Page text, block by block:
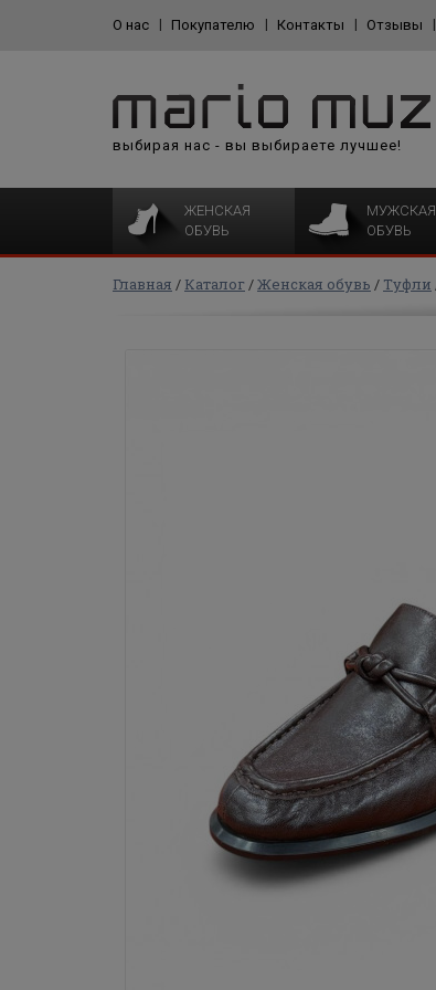
О нас Покупателю Контакты Отзывы
выбирая нас - вы выбираете лучшее!
ЖЕНСКАЯ
ОБУВЬ
МУЖСКАЯ
ОБУВЬ
Главная Каталог Женская обувь Туфли